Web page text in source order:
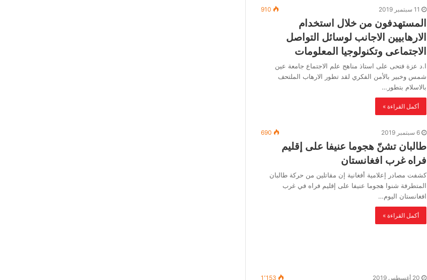
11 سبتمبر 2019 910
المستهدفون من خلال استخدام
الارهابيين الاجانب لوسائل التواصل
الاجتماعى وتكنولوجيا المعلومات
ا.د عزة فتحى على استاذ مناهج علم الاجتماع جامعة عين
شمس وخبير بالأمن الفكري لقد تطور الارهاب الملتحف
بالاسلام بتطور…
أكمل القراءة »
6 سبتمبر 2019 690
طالبان تشنّ هجوما عنيفا على إقليم
فراه غرب افغانستان
كشفت مصادر إعلامية أفغانية إن مقاتلين من حركة طالبان
المتطرفة شنوا هجوما عنيفا على إقليم فراه في غرب
افغانستان اليوم…
أكمل القراءة »
20 أغسطس 2019 1٬153